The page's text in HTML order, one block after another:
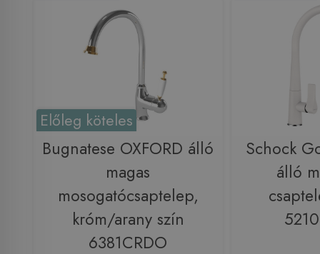
Előleg köteles
Bugnatese OXFORD álló
magas
mosogatócsaptelep,
króm/arany szín
6381CRDO
Schock
álló